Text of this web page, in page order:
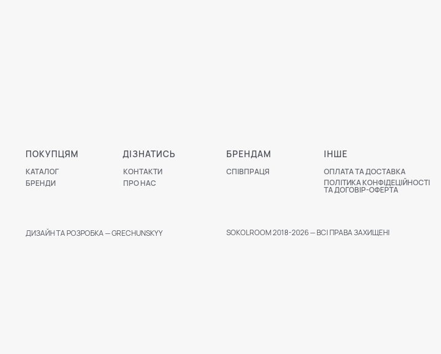
СПІВПРАЦЯ
БРЕНДАМ
ПРО НАС
ДІЗНАТИСЬ
КОНТАКТИ
ОПЛАТА ТА ДОСТАВКА
ПОЛІТИКА КОНФІДЕЦІЙНОСТІ
ТА ДОГОВІР-ОФЕРТА
ІНШЕ
КАТАЛОГ
БРЕНДИ
ПОКУПЦЯМ
SOKOLROOM 2018-2026 — ВСІ ПРАВА ЗАХИЩЕНІ
ДИЗАЙН ТА РОЗРОБКА — GRECHUNSKYY